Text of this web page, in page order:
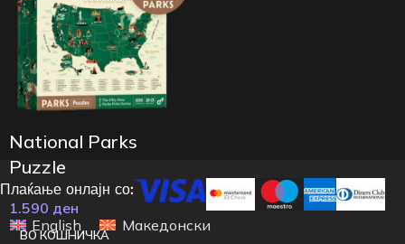
National Parks
Puzzle
1.590 ден
ВО КОШНИЧКА
Плаќање онлајн со:
English
Македонски